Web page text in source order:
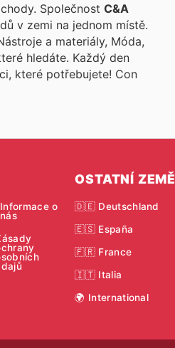
a všechny vaše oblíbené obchody. Společnost C&A
v zemi na jednom místě.
a materiály, Móda,
hledáte. Každý den
které potřebujete! Con
Informace o
nás
OSTATNÍ ZEMĚ
🇩🇪 Deutschland
🇪🇸 España
🇫🇷 France
🇮🇹 Italia
🌍 International